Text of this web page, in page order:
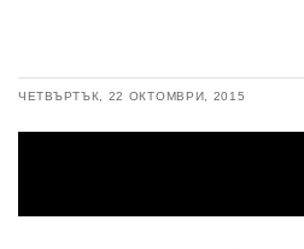
ЧЕТВЪРТЪК, 22 ОКТОМВРИ, 2015